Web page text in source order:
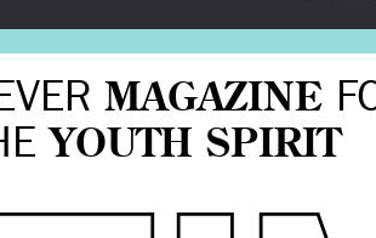
MAGAZINE
YOUTH SPIRIT